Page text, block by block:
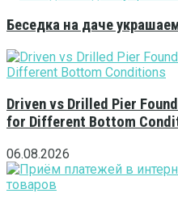
Беседка на даче
Driven vs Drilled Pier
for Different Bottom
06.08.2026